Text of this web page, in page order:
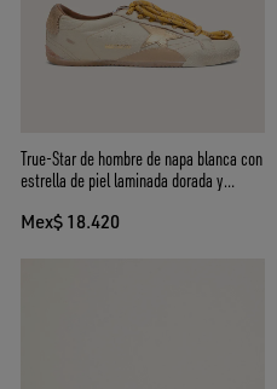
True-Star de hombre de napa blanca con
estrella de piel laminada dorada y
Mex$ 18.420